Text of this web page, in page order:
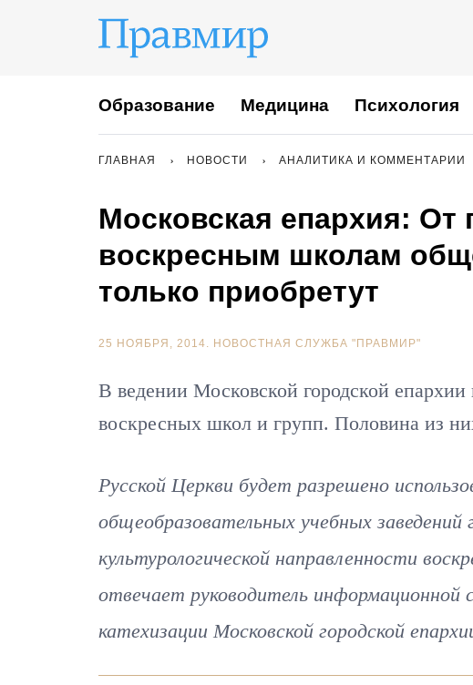
Образование Медицина Психология
ГЛАВНАЯ НОВОСТИ АНАЛИТИКА И КОММЕНТАРИИ
Московская епархия: От
воскресным школам
только приобретут
25 НОЯБРЯ, 2014. НОВОСТНАЯ СЛУЖБА "ПРАВМИР"
В ведении Московской городской
воскресных школ и групп. Половина из
Русской Церкви будет разрешено
общеобразовательных учебных
культурологической направленности
отвечает руководитель информационной
катехизации Московской городской